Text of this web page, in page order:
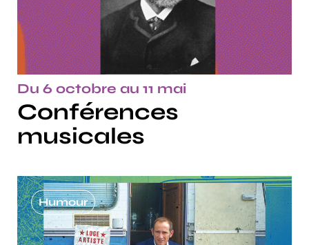
Du 6 octobre au 11 mai
Conférences
musicales
Humour